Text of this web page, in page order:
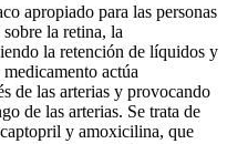
apropiado para las personas
la retina, la
la retención de líquidos y
actúa
de las arterias y provocando
de las arterias. Se trata de
y amoxicilina, que